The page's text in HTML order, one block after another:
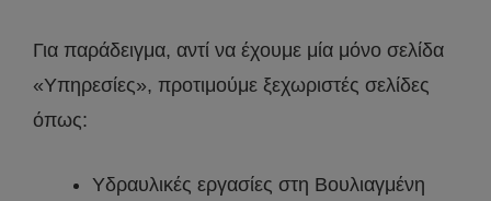
Για παράδειγμα, αντί να έχουμε μία μόνο σελίδα
«Υπηρεσίες», προτιμούμε ξεχωριστές σελίδες
όπως:
Υδραυλικές εργασίες στη Βουλιαγμένη